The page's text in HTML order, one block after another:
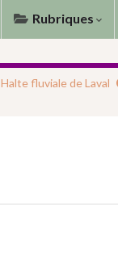
Rubriques
Halte fluviale de Laval